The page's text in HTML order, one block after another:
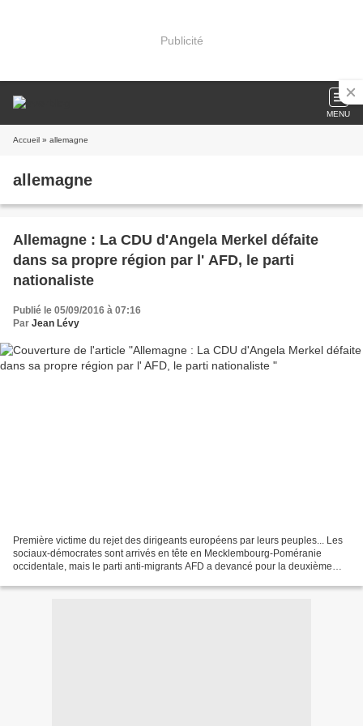
Publicité
MENU
Accueil » allemagne
allemagne
Allemagne : La CDU d'Angela Merkel défaite
dans sa propre région par l' AFD, le parti
nationaliste
Publié le 05/09/2016 à 07:16
Par Jean Lévy
Première victime du rejet des dirigeants européens par leurs peuples... Les
sociaux-démocrates sont arrivés en tête en Mecklembourg-Poméranie
occidentale, mais le parti anti-migrants AFD a devancé pour la deuxième